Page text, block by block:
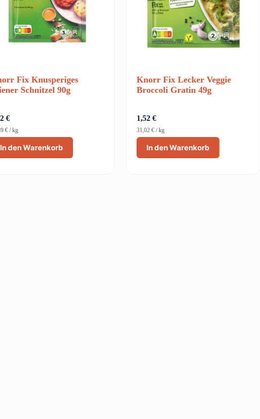
Fix Knusperiges
Schnitzel 90g
€
In den Warenkorb
€ /kg
Knorr Fix Lecker Veggie
Broccoli Gratin 49g
1,52 €
In den Warenkorb
31,02 €/kg